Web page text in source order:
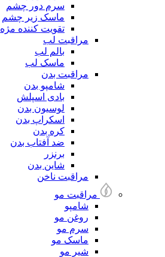
سرم دور چشم
ماسک زیر چشم
تقویت کننده مژه
مراقبت لب
بالم لب
ماسک لب
مراقبت بدن
شامپو بدن
بادی اسپلش
لوسیون بدن
اسکراپ بدن
کره بدن
ضد آفتاب بدن
برنزر
شاین بدن
مراقبت ناخن
مراقبت مو
شامپو
روغن مو
سرم مو
ماسک مو
شیر مو